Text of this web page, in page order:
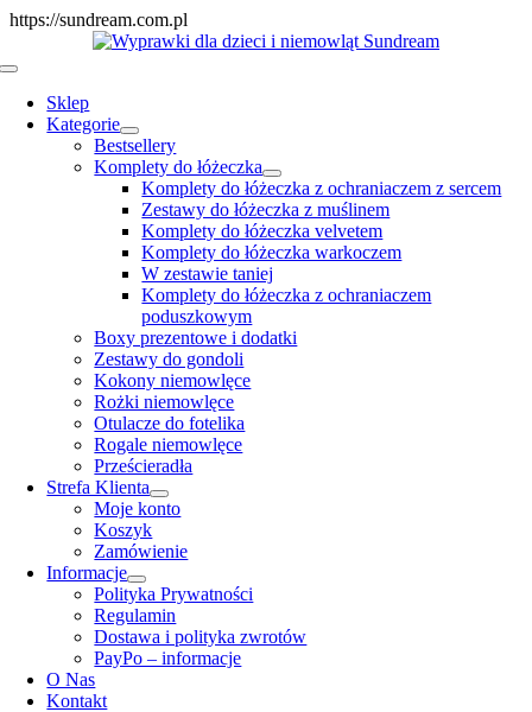
https://sundream.com.pl
to
Toggle
Navigation
Sklep
Kategorie
Bestsellery
Komplety do łóżeczka
Komplety do łóżeczka z ochraniaczem z sercem
Zestawy do łóżeczka z muślinem
Komplety do łóżeczka velvetem
Komplety do łóżeczka warkoczem
W zestawie taniej
Komplety do łóżeczka z ochraniaczem
poduszkowym
Boxy prezentowe i dodatki
Zestawy do gondoli
Kokony niemowlęce
Rożki niemowlęce
Otulacze do fotelika
Rogale niemowlęce
Prześcieradła
Strefa Klienta
Moje konto
Koszyk
Zamówienie
Informacje
Polityka Prywatności
Regulamin
Dostawa i polityka zwrotów
PayPo – informacje
O Nas
Kontakt